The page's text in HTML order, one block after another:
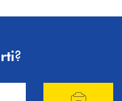
?
. di informazioni? Contattaci !
Hai bisogno di